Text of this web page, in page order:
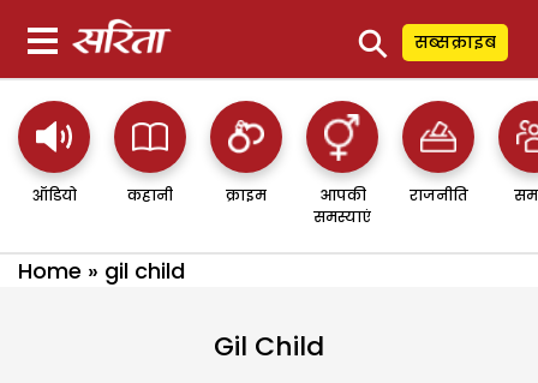
⚲ सब्सक्राइब
ऑडियो कहानी क्राइम
आपकी
समस्याएं
राजनीति
Home » gil child
Gil Child